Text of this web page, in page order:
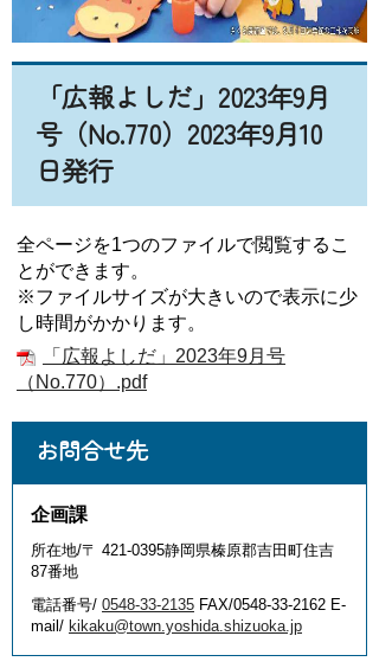
「広報よしだ」2023年9月
号（No.770）2023年9月10
日発行
全ページを1つのファイルで閲覧するこ
とができます。
※ファイルサイズが大きいので表示に少
し時間がかかります。
「広報よしだ」2023年9月号
（No.770）.pdf
お問合せ先
企画課
所在地/〒 421-0395静岡県榛原郡吉田町住吉
87番地
電話番号/ 0548-33-2135 FAX/0548-33-2162 E-
mail/ kikaku@town.yoshida.shizuoka.jp